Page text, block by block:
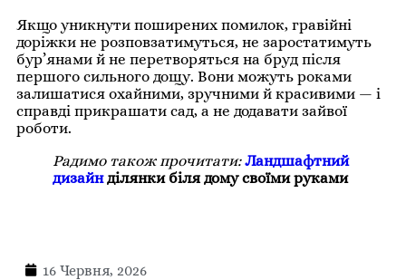
Якщо уникнути поширених помилок, гравійні
доріжки не розповзатимуться, не заростатимуть
бур’янами й не перетворяться на бруд після
першого сильного дощу. Вони можуть роками
залишатися охайними, зручними й красивими — і
справді прикрашати сад, а не додавати зайвої
роботи.
Радимо також прочитати:Ландшафтний
дизайнділянки біля дому своїми руками
16 Червня, 2026